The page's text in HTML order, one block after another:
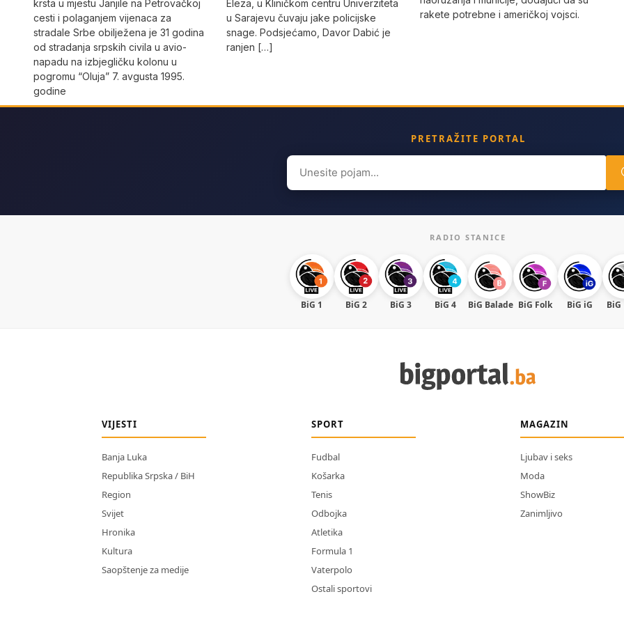
krsta u mjestu Janjile na Petrovačkoj
cesti i polaganjem vijenaca za
stradale Srbe obilježena je 31 godina
od stradanja srpskih civila u avio-
napadu na izbjegličku kolonu u
pogromu “Oluja” 7. avgusta 1995.
godine
Eleza, u Kliničkom centru Univerziteta
u Sarajevu čuvaju jake policijske
snage. Podsjećamo, Davor Dabić je
ranjen […]
rakete potrebne i američkoj vojsci.
PRETRAŽITE PORTAL
Search
for:
RADIO STANICE
BiG 1 BiG 2 BiG 3 BiG 4 BiG Balade BiG Folk BiG iG BiG
VIJESTI
Banja Luka
Republika Srpska / BiH
Region
Svijet
Hronika
Kultura
Saopštenje za medije
SPORT
Fudbal
Košarka
Tenis
Odbojka
Atletika
Formula 1
Vaterpolo
Ostali sportovi
MAGAZIN
Ljubav i seks
Moda
ShowBiz
Zanimljivo